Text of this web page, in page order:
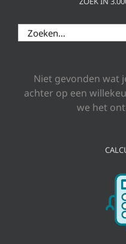
Zoeken
naar:
Niet gevonden wat
achter op een
we het